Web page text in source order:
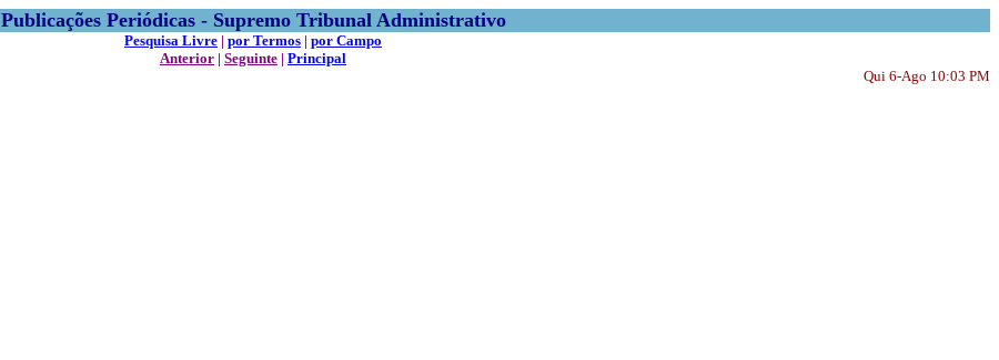
Publicações Periódicas - Supremo Tribunal Administrativo
Pesquisa Livre | por Termos | por Campo
Anterior | Seguinte | Principal
Qui 6-Ago 10:03 PM